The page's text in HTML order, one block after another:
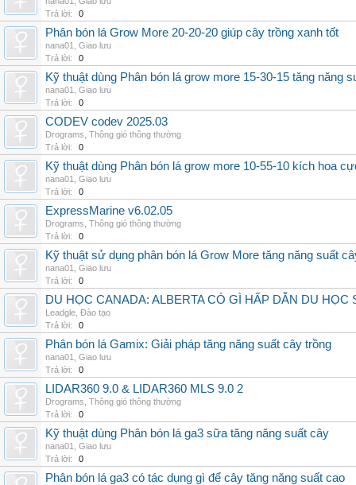
Trả lời:
0
Phân bón lá Grow More 20-20-20 giúp cây trồng xanh tốt
nana01
Giao lưu
Trả lời:
0
Kỹ thuật dùng Phân bón lá grow more 15-30-15 tăng năng
nana01
Giao lưu
Trả lời:
0
CODEV codev 2025.03
Drograms Thông gió thông thường
Trả lời:
0
Kỹ thuật dùng Phân bón lá grow more 10-55-10 kích hoa
nana01
Giao lưu
Trả lời:
0
ExpressMarine v6.02.05
Drograms Thông gió thông thường
Trả lời:
0
Kỹ thuật sử dụng phân bón lá Grow More tăng năng suất
nana01
Giao lưu
Trả lời:
0
DU HỌC CANADA: ALBERTA CÓ GÌ HẤP DẪN DU HỌC
Leadgle Đào tạo
Trả lời:
0
Phân bón lá Gamix: Giải pháp tăng năng suất cây trồng
nana01
Giao lưu
Trả lời:
0
LIDAR360 9.0 & LIDAR360 MLS 9.0 2
Drograms Thông gió thông thường
Trả lời:
0
Kỹ thuật dùng Phân bón lá ga3 sữa tăng năng suất cây
nana01
Giao lưu
Trả lời:
0
Phân bón lá ga3 có tác dụng gì để cây tăng năng suất cao